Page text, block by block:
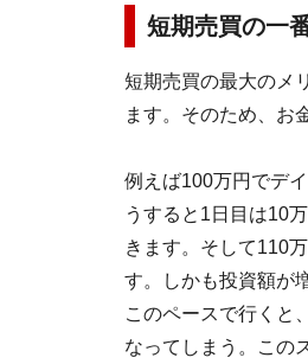
短期売買の一
短期売買の最大のメ
ます。そのため、お
例えば100万円でデ
うすると1日目は10
きます。そして110
す。しかも投資額が
このペースで行くと
なってしまう。この